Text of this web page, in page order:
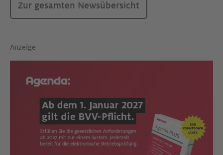
Zur gesamten Newsübersicht
Anzeige